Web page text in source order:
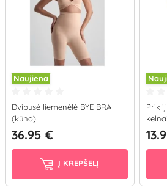
Naujiena
Dvipusė liemenėlė BYE BRA
(kūno)
36.95 €
Į KREPŠELĮ